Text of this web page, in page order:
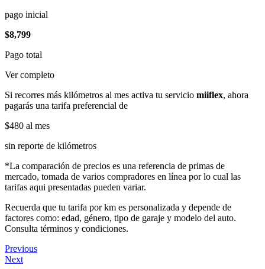
pago inicial
$8,799
Pago total
Ver completo
Si recorres más kilómetros al mes activa tu servicio miiflex, ahora
pagarás una tarifa preferencial de
$480 al mes
sin reporte de kilómetros
*La comparación de precios es una referencia de primas de
mercado, tomada de varios compradores en línea por lo cual las
tarifas aqui presentadas pueden variar.
Recuerda que tu tarifa por km es personalizada y depende de
factores como: edad, género, tipo de garaje y modelo del auto.
Consulta términos y condiciones.
Previous
Next